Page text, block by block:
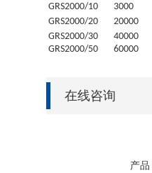
GRS2000/10
3000
GRS2000/20 20000
GRS2000/30 40000
GRS2000/50 60000
在线咨询
产品